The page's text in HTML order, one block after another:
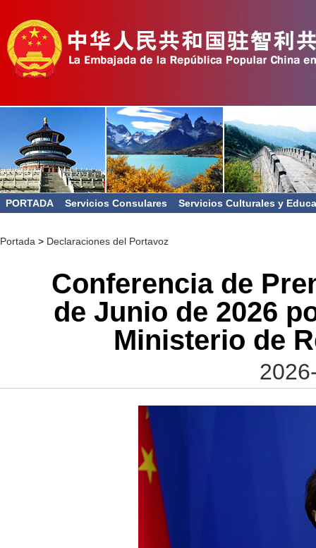
PORTADA Servicios Consulares Servicios Culturales y
Portada > Declaraciones del Portavoz
Conferencia de
de Junio de 2026
Ministerio de